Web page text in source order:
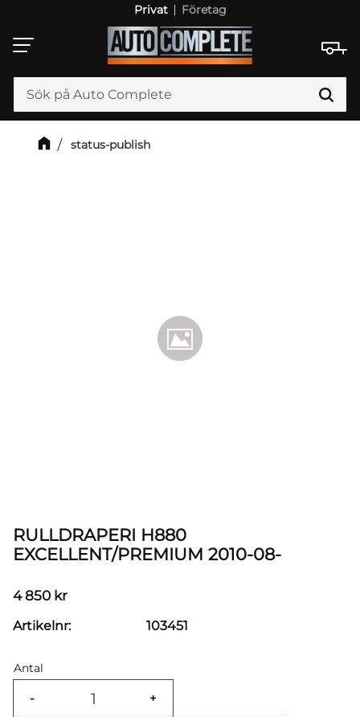
Meny
Privat Företag
status-publish
RULLDRAPERI H880
EXCELLENT/PREMIUM 2010-08-
4 850 kr
Antal
+
-
Artikelnr 103451